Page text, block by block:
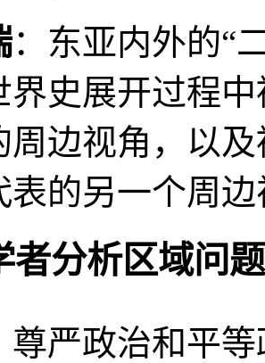
：东亚内外的“
界史展开过程
周边视角，以
表的另一个周
者分析区域问题
尊严政治和平